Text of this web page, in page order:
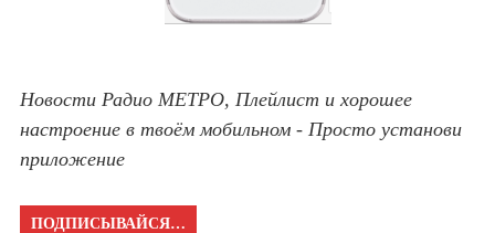
Новости Радио МЕТРО, Плейлист и хорошее
настроение в твоём мобильном - Просто установи
приложение
ПОДПИСЫВАЙСЯ…